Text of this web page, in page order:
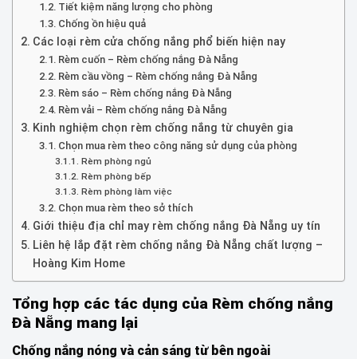
Tiết kiệm năng lượng cho phòng
Chống ồn hiệu quả
Các loại rèm cửa chống nắng phổ biến hiện nay
Rèm cuốn – Rèm chống nắng Đà Nẵng
Rèm cầu vồng – Rèm chống nắng Đà Nẵng
Rèm sáo – Rèm chống nắng Đà Nẵng
Rèm vải – Rèm chống nắng Đà Nẵng
Kinh nghiệm chọn rèm chống nắng từ chuyên gia
Chọn mua rèm theo công năng sử dụng của phòng
Rèm phòng ngủ
Rèm phòng bếp
Rèm phòng làm việc
Chọn mua rèm theo sở thích
Giới thiệu địa chỉ may rèm chống nắng Đà Nẵng uy tín
Liên hệ lắp đặt rèm chống nắng Đà Nẵng chất lượng –
Hoàng Kim Home
Tổng hợp các tác dụng của Rèm chống nắng
Đà Nẵng mang lại
Chống nắng nóng và cản sáng từ bên ngoài